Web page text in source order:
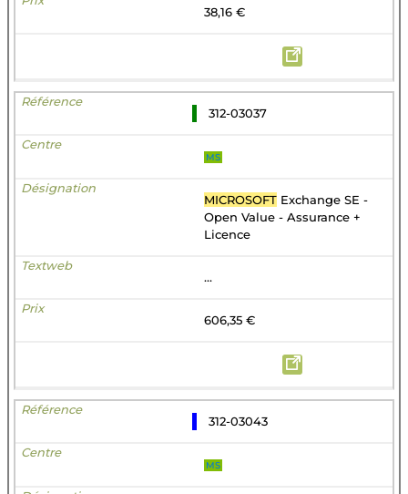
38,16 €
312-03037
MS
MICROSOFT Exchange SE -
Open Value - Assurance +
Licence
...
606,35 €
312-03043
MS